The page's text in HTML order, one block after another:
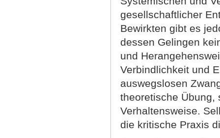
gesellschaftlicher
Bewirkten gibt es
dessen Gelingen
und
Verbindlichkeit und
auswegslosen
theoretische Übung,
Verhaltensweise.
die kritische Praxis